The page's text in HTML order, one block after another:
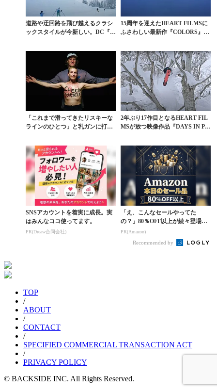
道路や迂回路を飛び越えるクラシ
ックスタイルが今新しい。DC『O
15周年を迎えたHEART FILMSに
ふさわしい最新作『COLORS』予
「これまで滑ってきたリスキーな
ラインのひとつ」と乳ガンに打ち
2年ぶり17作目となるHEART FIL
MSが放つ映像作品『DAYS IN P
SNSアカウントを着実に成長。実
はみんなココ使ってます。
PR(Dreaw合同会社)
「え、こんなセールやってた
の？」80％OFF以上が続々登場！
Amazonの本気が...
PR(Amazon)
Recommended by
TOP
/
ABOUT
/
CONTACT
/
SPECIFIED COMMERCIAL TRANSACTION ACT
/
PRIVACY POLICY
© BACKSIDE INC. All Rights Reserved.